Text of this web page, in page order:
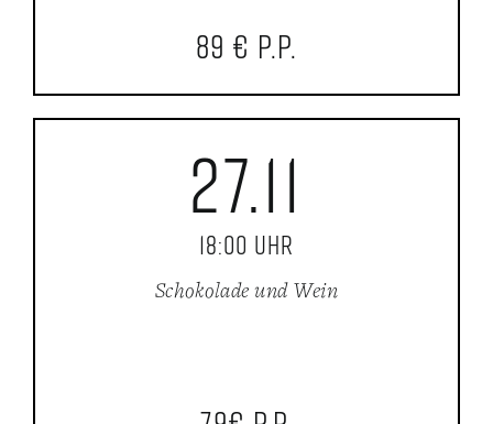
89 € p.P.
27.11
18:00 Uhr
Schokolade und Wein